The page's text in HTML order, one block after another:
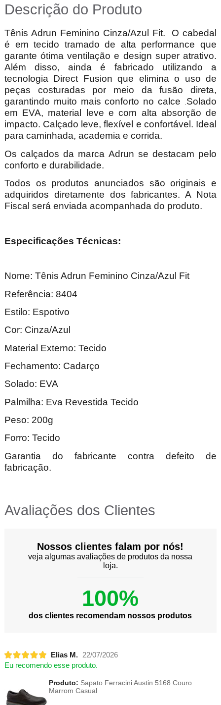
Descrição do Produto
Tênis Adrun Feminino Cinza/Azul Fit.
O cabedal
é em tecido tramado de alta performance que
garante ótima ventilação e design super atrativo.
Além disso, ainda é fabricado utilizando a
tecnologia Direct Fusion que elimina o uso de
peças costuradas por meio da fusão direta,
garantindo muito mais conforto no calce
.Solado
em EVA, material leve e com alta absorção de
impacto. Calçado leve, flexível e confortável. Ideal
para caminhada, academia e corrida.
Os calçados da marca Adrun se destacam pelo
conforto e durabilidade.
Todos os produtos anunciados são originais e
adquiridos diretamente dos fabricantes. A Nota
Fiscal será enviada acompanhada do produto.
Especificações Técnicas:
Nome: Tênis Adrun Feminino Cinza/Azul Fit
Referência: 8404
Estilo: Espotivo
Cor: Cinza/Azul
Material Externo: Tecido
Fechamento: Cadarço
Solado: EVA
Palmilha: Eva Revestida Tecido
Peso: 200g
Forro: Tecido
Garantia do fabricante contra defeito de
fabricação.
Avaliações dos Clientes
Nossos clientes falam por nós!
veja algumas avaliações de produtos da nossa
loja.
100%
dos clientes recomendam nossos produtos
Elias M.
22/07/2026
Eu recomendo esse produto.
Produto: Sapato Ferracini Austin 5168 Couro
Marrom Casual